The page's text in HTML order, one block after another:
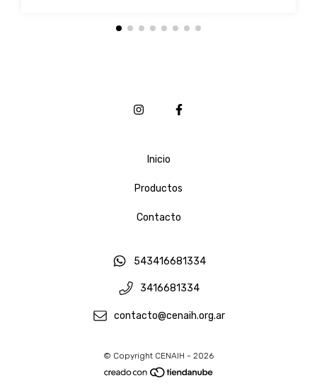
Inicio
Productos
Contacto
543416681334
3416681334
contacto@cenaih.org.ar
© Copyright CENAIH - 2026